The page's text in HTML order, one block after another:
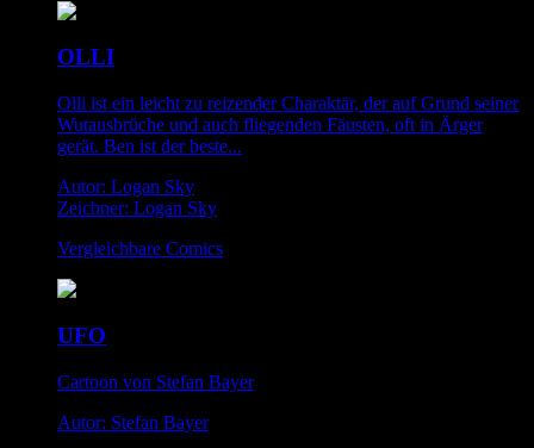
OLLI
Olli ist ein leicht zu reizender Charaktär, der auf Grund seiner
Wutausbrüche und auch fliegenden Fäusten, oft in Ärger
gerät. Ben ist der beste...
Autor: Logan Sky
Zeichner: Logan Sky
Vergleichbare Comics
UFO
Cartoon von Stefan Bayer
Autor: Stefan Bayer